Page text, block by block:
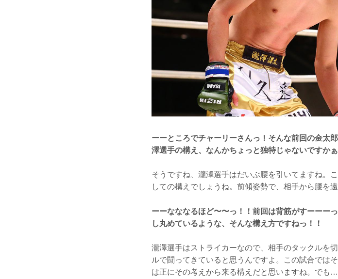
ーーところでチャーリーさんっ！そんな前回の金太
澤選手の構え、なんかちょっと独特じゃないですか
そうですね、瀧澤選手はだいぶ腰を引いてますね。
しての構えでしょうね。前傾姿勢で、相手から腰を
ーーなななるほど〜〜っ！！前回は背筋がすーーー
し丸めているような、そんな構え方ですねっ！！
瀧澤選手はストライカーなので、相手のタックルを
ルで闘ってきていると思うんですよ。この試合では
は正にその考えから来る構えだと思いますね。でも…